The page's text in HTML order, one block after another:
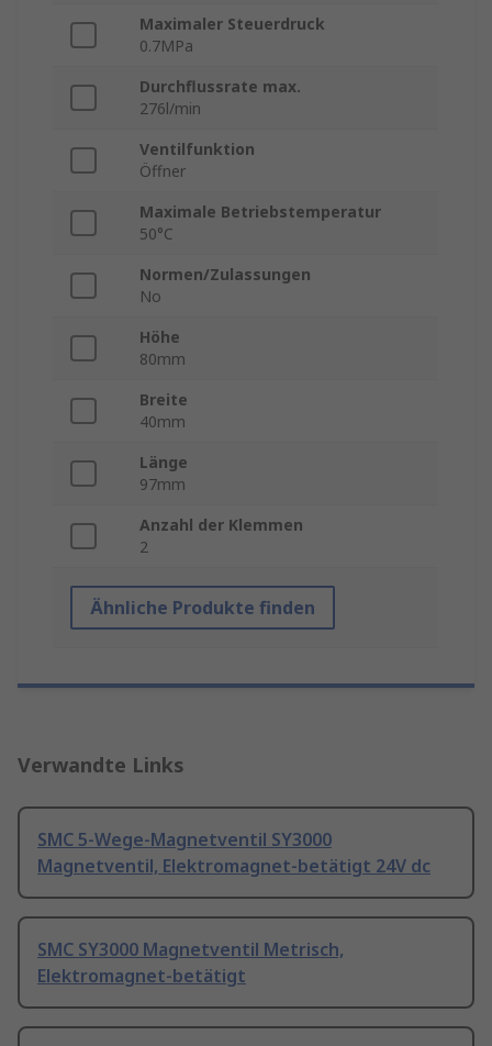
Maximaler Steuerdruck
0.7MPa
Durchflussrate max.
276l/min
Ventilfunktion
Öffner
Maximale Betriebstemperatur
50°C
Normen/Zulassungen
No
Höhe
80mm
Breite
40mm
Länge
97mm
Anzahl der Klemmen
2
Ähnliche Produkte finden
Verwandte Links
SMC 5-Wege-Magnetventil SY3000
Magnetventil, Elektromagnet-betätigt 24V dc
SMC SY3000 Magnetventil Metrisch,
Elektromagnet-betätigt